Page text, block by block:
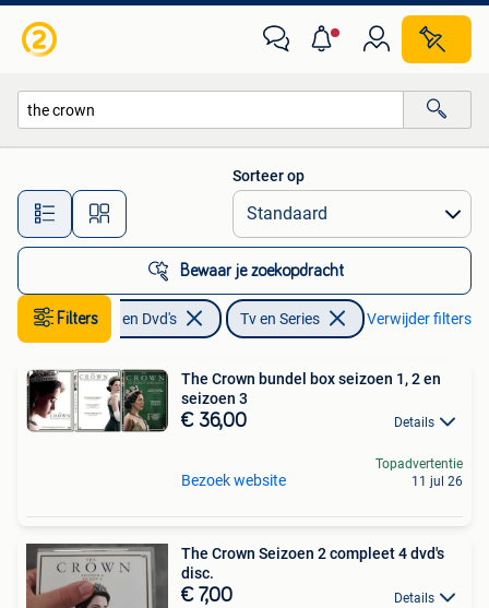
Alle afstanden…
Sorteer op
Bewaar je zoekopdracht
FiltersCd's en Dvd's Tv en Series Verwijder filters
The Crown bundel box seizoen 1, 2 en
seizoen 3
€ 36,00 Details
Bezoek website
Topadvertentie
11 jul 26
The Crown Seizoen 2 compleet 4 dvd's
disc.
€ 7,00 Details